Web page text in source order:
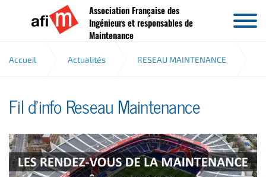
Aller au contenu
Association Française des
Ingénieurs et responsables de
Maintenance
Accueil Actualités RESEAU MAINTENANCE
Fil d'info Reseau Maintenance